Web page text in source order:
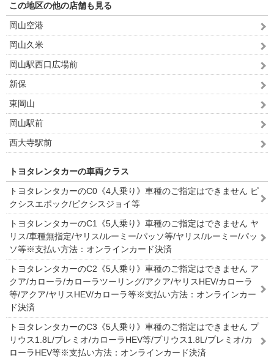
この地区の他の店舗も見る
岡山空港
岡山久米
岡山駅西口広場前
新保
東岡山
岡山駅前
西大寺駅前
トヨタレンタカーの車両クラス
トヨタレンタカーのC0《4人乗り》車種のご指定はできません ピ
クシスエポック/ピクシスジョイ等
トヨタレンタカーのC1《5人乗り》車種のご指定はできません ヤ
リス/車種無指定/ヤリス/ルーミー/パッソ等/ヤリス/ルーミー/パッ
ソ等※支払い方法：オンラインカード決済
トヨタレンタカーのC2《5人乗り》車種のご指定はできません ア
クア/カローラ/カローラツーリング/アクア/ヤリスHEV/カローラ
等/アクア/ヤリスHEV/カローラ等※支払い方法：オンラインカー
ド決済
トヨタレンタカーのC3《5人乗り》車種のご指定はできません プ
リウス1.8L/プレミオ/カローラHEV等/プリウス1.8L/プレミオ/カ
ローラHEV等※支払い方法：オンラインカード決済